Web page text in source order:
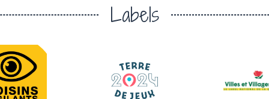
Labels